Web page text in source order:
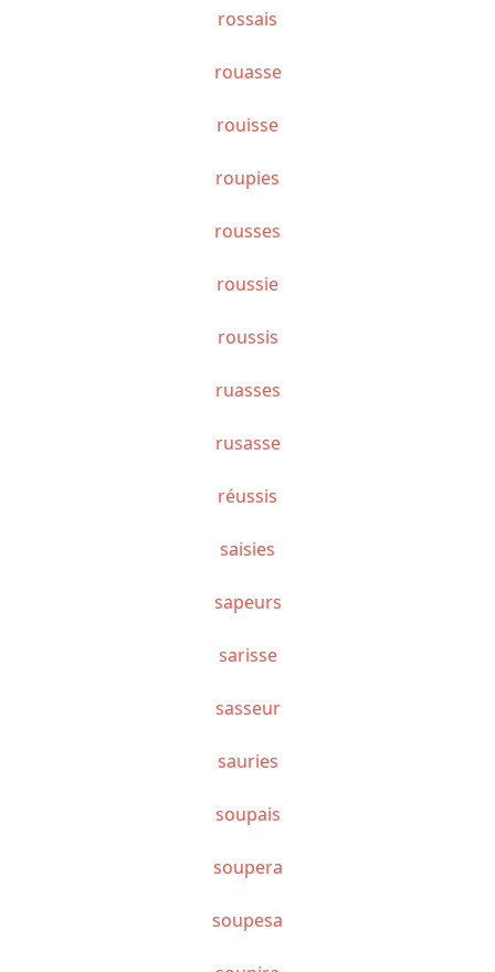
rossais
rouasse
rouisse
roupies
rousses
roussie
roussis
ruasses
rusasse
réussis
saisies
sapeurs
sarisse
sasseur
sauries
soupais
soupera
soupesa